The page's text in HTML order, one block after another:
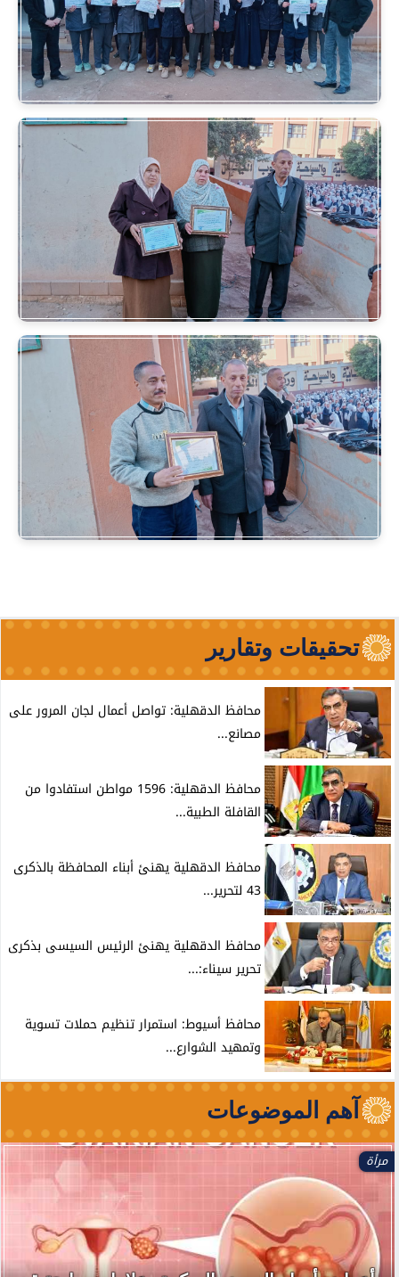
تحقيقات وتقارير
محافظ الدقهلية: تواصل أعمال لجان المرور على
مصانع...
محافظ الدقهلية: 1596 مواطن استفادوا من
القافلة الطبية...
محافظ الدقهلية يهنئ أبناء المحافظة بالذكرى
43 لتحرير...
محافظ الدقهلية يهنئ الرئيس السيسى بذكرى
تحرير سيناء:...
محافظ أسيوط: استمرار تنظيم حملات تسوية
وتمهيد الشوارع...
آهم الموضوعات
مرأة